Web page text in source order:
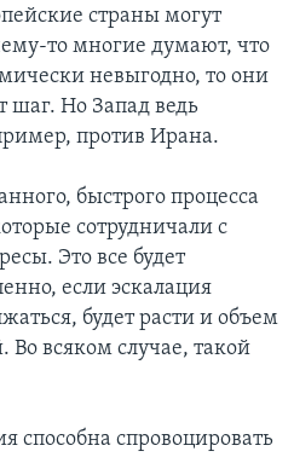
страны могут
то многие думают, что
невыгодно, то они
шаг. Но Запад ведь
против Ирана.
быстрого процесса
сотрудничали с
Это все будет
если эскалация
будет расти и объем
всяком случае, такой
способна спровоцировать